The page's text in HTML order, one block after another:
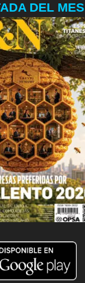
DEL MES